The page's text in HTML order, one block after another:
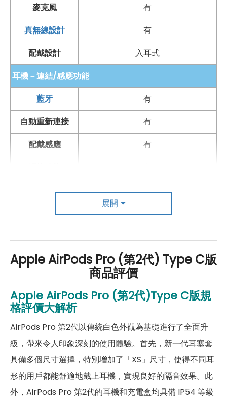
麥克風
有
真無線設計
有
配戴設計
入耳式
耳機－連結/感應功能
藍牙
有
自動重新連接
有
配戴感應
有
手勢操作
有
主動降噪
有
耳機－機身設計
約 30.9 x 21.8 x 24.0 mm
耳機重量
約 5.3g
充電盒尺寸
約 45.2 x 60.6 x 21.7 mm
充電盒重量
約 50.8g
顏色
白色
展開
Apple AirPods Pro (第2代) Type C版
商品評價
Apple AirPods Pro (第2代)Type C版規
格評價大解析
AirPods Pro 第2代以傳統白色外觀為基礎進行了全面升
級，帶來令人印象深刻的使用體驗。首先，新一代耳塞套
具備多個尺寸選擇，特別增加了「XS」尺寸，使得不同耳
形的用戶都能舒適地戴上耳機，實現良好的隔音效果。此
外，AirPods Pro 第2代的耳機和充電盒均具備 IP54 等級